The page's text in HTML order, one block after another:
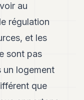
au
régulation
et les
sont pas
un logement
que